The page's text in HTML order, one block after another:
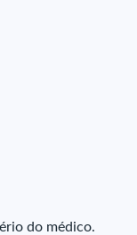
do médico.